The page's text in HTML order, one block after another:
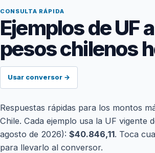
CONSULTA RÁPIDA
Ejemplos de UF a
pesos chilenos
Usar conversor →
Respuestas rápidas para los montos
Chile. Cada ejemplo usa la UF vigente
agosto de 2026): $40.846,11. Toca
para llevarlo al conversor.